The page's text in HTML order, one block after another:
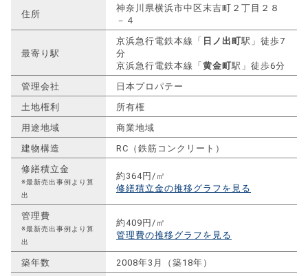
住所
神奈川県横浜市中区末吉町２丁目２８
－４
最寄り駅
京浜急行電鉄本線「 日ノ出町駅」徒歩7
分
京浜急行電鉄本線「黄金町駅」徒歩6分
管理会社
日本プロパテー
土地権利
所有権
用途地域
商業地域
建物構造
RC（鉄筋コンクリート）
修繕積立金
※最新売出事例より算
出
約364円/㎡
修繕積立金の推移グラフを見る
管理費
※最新売出事例より算
出
約409円/㎡
管理費の推移グラフを見る
築年数
2008年3月（築18年）